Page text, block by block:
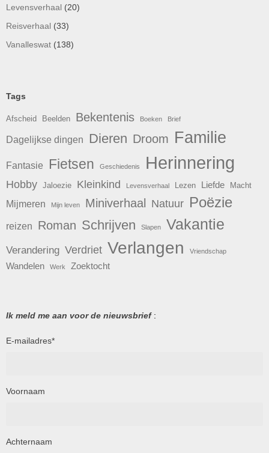
Levensverhaal (20)
Reisverhaal (33)
Vanalleswat (138)
Tags
Afscheid Beelden Bekentenis Boeken Brief
Dagelijkse dingen Dieren Droom Familie
Fantasie Fietsen Geschiedenis Herinnering
Hobby Jaloezie Kleinkind Levensverhaal Lezen Liefde Macht
Mijmeren Mijn leven Miniverhaal Natuur Poëzie
reizen Roman Schrijven Slapen Vakantie
Verandering Verdriet Verlangen Vriendschap
Wandelen Werk Zoektocht
Ik meld me aan voor de nieuwsbrief:
E-mailadres*
Voornaam
Achternaam